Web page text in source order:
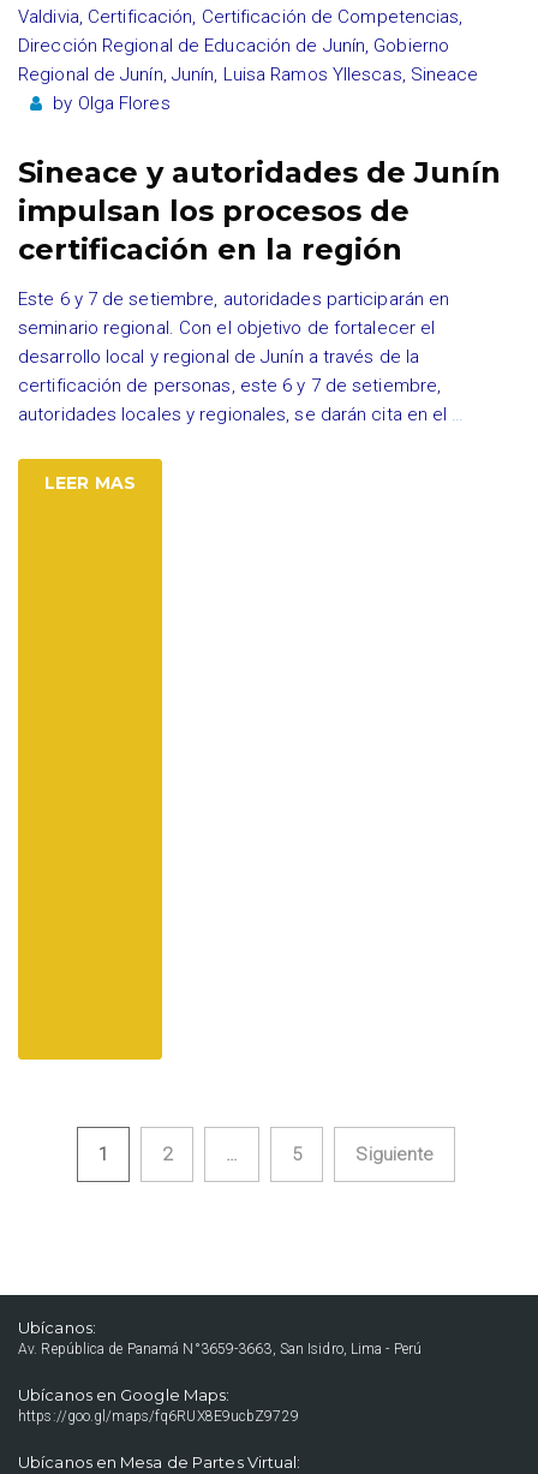
Valdivia, Certificación, Certificación de Competencias,
Dirección Regional de Educación de Junín, Gobierno
Regional de Junín, Junín, Luisa Ramos Yllescas, Sineace
by Olga Flores
Sineace y autoridades de Junín
impulsan los procesos de
certificación en la región
Este 6 y 7 de setiembre, autoridades participarán en
seminario regional. Con el objetivo de fortalecer el
desarrollo local y regional de Junín a través de la
certificación de personas, este 6 y 7 de setiembre,
autoridades locales y regionales, se darán cita en el …
LEER MAS
Navegación de entradas
1 2 … 5 Siguiente
Ubícanos:
Av. República de Panamá N°3659-3663, San Isidro, Lima - Perú
Ubícanos en Google Maps:
https://goo.gl/maps/fq6RUX8E9ucbZ9729
Ubícanos en Mesa de Partes Virtual: